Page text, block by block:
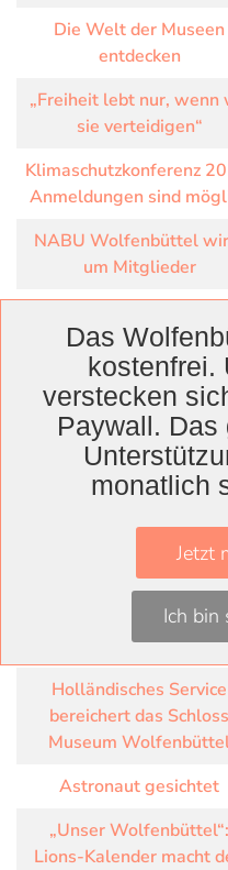
Die Welt der Museen
entdecken
„Freiheit lebt nur, wenn
sie verteidigen“
Klimaschutzkonferenz
Anmeldungen sind
NABU Wolfenbüttel
um Mitglieder
Landkreis und
laden zum Fahrradevent
Besiegt und doch
Am 24. März startet die
Kinder- und
„SegensReich, willst
kuscheln?“
„Die Elektrische
nicht mehr!“
Holländisches Service
bereichert das Schloss
Museum
Astronaut gesichtet
„Unser Wolfenbüttel“:
Lions-Kalender macht
Das
kostenfrei.
verstecken
Paywall. Das
monatlich
Jetzt
Ich bin